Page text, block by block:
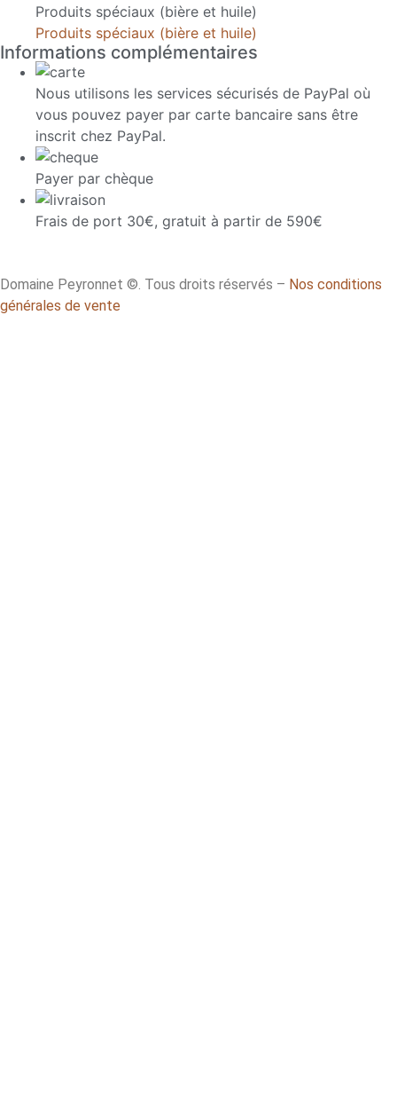
Produits spéciaux (bière et huile)
Produits spéciaux (bière et huile)
Informations complémentaires
Nous utilisons les services sécurisés de PayPal où
vous pouvez payer par carte bancaire sans être
inscrit chez PayPal.
Payer par chèque
Frais de port 30€, gratuit à partir de 590€
Domaine Peyronnet ©. Tous droits réservés – Nos conditions
générales de vente